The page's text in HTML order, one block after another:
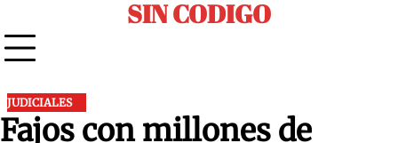
to
content
SIN CODIGO
JUDICIALES
Fajos con millones de